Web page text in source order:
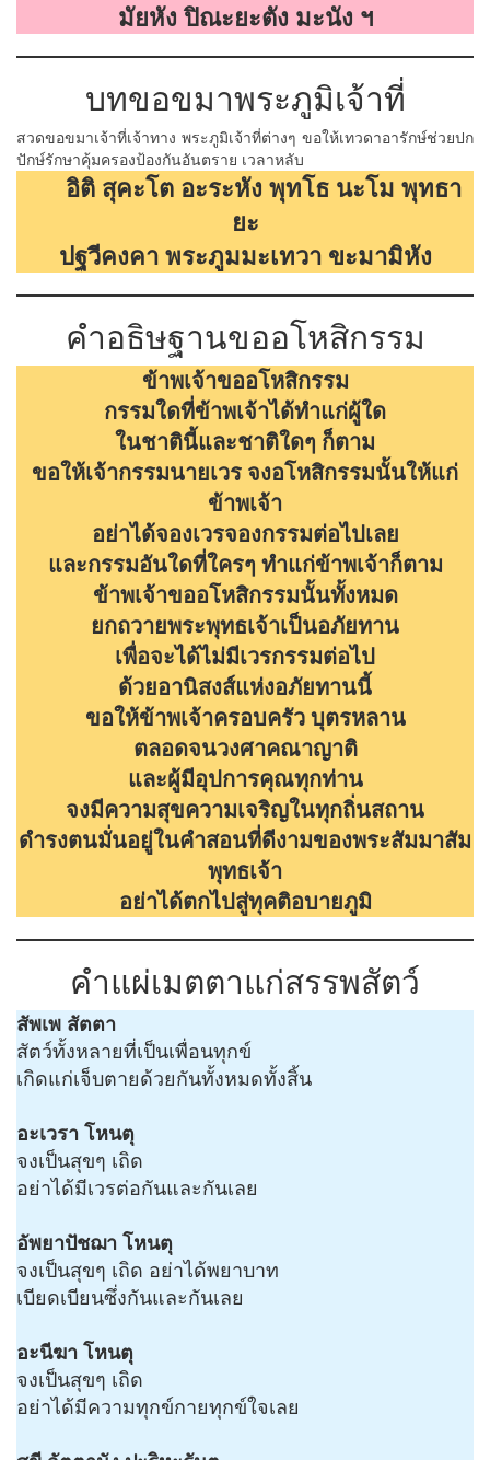
มัยหัง ปิณะยะตัง มะนัง ฯ
บทขอขมาพระภูมิเจ้าที่
สวดขอขมาเจ้าที่เจ้าทาง พระภูมิเจ้าที่ต่างๆ ขอให้เทวดาอารักษ์ช่วยปก
ปักษ์รักษาคุ้มครองป้องกันอันตราย เวลาหลับ
อิติ สุคะโต อะระหัง พุทโธ นะโม พุทธา
ยะ
ปฐวีคงคา พระภูมมะเทวา ขะมามิหัง
คำอธิษฐานขออโหสิกรรม
ข้าพเจ้าขออโหสิกรรม
กรรมใดที่ข้าพเจ้าได้ทำแก่ผู้ใด
ในชาตินี้และชาติใดๆ ก็ตาม
ขอให้เจ้ากรรมนายเวร จงอโหสิกรรมนั้นให้แก่
ข้าพเจ้า
อย่าได้จองเวรจองกรรมต่อไปเลย
และกรรมอันใดที่ใครๆ ทำแก่ข้าพเจ้าก็ตาม
ข้าพเจ้าขออโหสิกรรมนั้นทั้งหมด
ยกถวายพระพุทธเจ้าเป็นอภัยทาน
เพื่อจะได้ไม่มีเวรกรรมต่อไป
ด้วยอานิสงส์แห่งอภัยทานนี้
ขอให้ข้าพเจ้าครอบครัว บุตรหลาน
ตลอดจนวงศาคณาญาติ
และผู้มีอุปการคุณทุกท่าน
จงมีความสุขความเจริญในทุกถิ่นสถาน
ดำรงตนมั่นอยู่ในคำสอนที่ดีงามของพระสัมมาสัม
พุทธเจ้า
อย่าได้ตกไปสู่ทุคติอบายภูมิ
คำแผ่เมตตาแก่สรรพสัตว์
สัพเพ สัตตา
สัตว์ทั้งหลายที่เป็นเพื่อนทุกข์
เกิดแก่เจ็บตายด้วยกันทั้งหมดทั้งสิ้น
อะเวรา โหนตุ
จงเป็นสุขๆ เถิด
อย่าได้มีเวรต่อกันและกันเลย
อัพยาปัชฌา โหนตุ
จงเป็นสุขๆ เถิด อย่าได้พยาบาท
เบียดเบียนซึ่งกันและกันเลย
อะนีฆา โหนตุ
จงเป็นสุขๆ เถิด
อย่าได้มีความทุกข์กายทุกข์ใจเลย